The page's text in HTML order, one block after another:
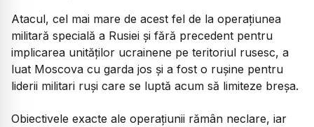
Atacul, cel mai mare de acest fel de la operațiunea
militară specială a Rusiei și fără precedent pentru
implicarea unităților ucrainene pe teritoriul rusesc, a
luat Moscova cu garda jos și a fost o rușine pentru
liderii militari ruși care se luptă acum să limiteze breșa.
Obiectivele exacte ale operațiunii rămân neclare, iar